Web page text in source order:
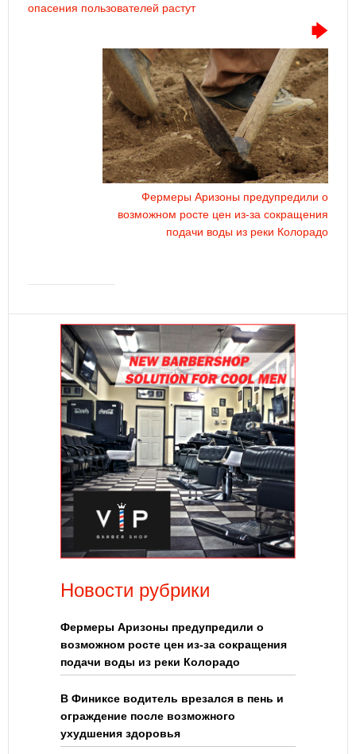
опасения пользователей растут
Фермеры Аризоны предупредили о
возможном росте цен из-за сокращения
подачи воды из реки Колорадо
Новости рубрики
Фермеры Аризоны предупредили о
возможном росте цен из-за сокращения
подачи воды из реки Колорадо
В Финиксе водитель врезался в пень и
ограждение после возможного
ухудшения здоровья